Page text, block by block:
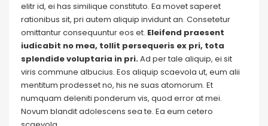
elitr id, ei has similique constituto. Ea movet saperet
rationibus sit, pri autem aliquip invidunt an. Consetetur
omittantur consequuntur eos et. Eleifend praesent
iudicabit no mea, tollit persequeris ex pri, tota
splendide voluptaria in pri.Ad per tale aliquip, ei sit
viris commune albucius. Eos aliquip scaevola ut, eum alii
mentitum prodesset no, his ne suas atomorum. Et
numquam deleniti ponderum vis, quod error at mei.
Novum blandit adolescens sea te. Ea eum cetero